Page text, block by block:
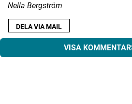
Nella Bergström
DELA VIA MAIL
VISA